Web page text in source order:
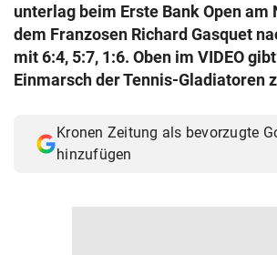
unterlag beim Erste Bank Open
dem Franzosen Richard Gasquet
mit 6:4, 5:7, 1:6. Oben im VIDEO
Einmarsch der Tennis-Gladiatoren
Kronen Zeitung als bevorzugte
hinzufügen